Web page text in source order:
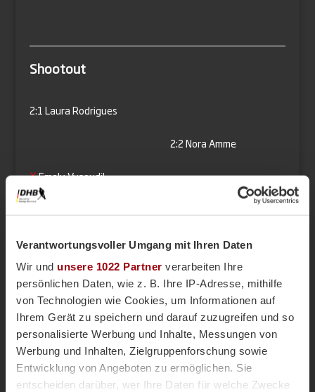
Verantwortungsvoller Umgang mit Ihren Daten
Wir und unsere 1022 Partner verarbeiten Ihre
persönlichen Daten, wie z. B. Ihre IP-Adresse, mithilfe
von Technologien wie Cookies, um Informationen auf
Ihrem Gerät zu speichern und darauf zuzugreifen und so
personalisierte Werbung und Inhalte, Messungen von
Werbung und Inhalten, Zielgruppenforschung sowie
Entwicklung von Angeboten zu ermöglichen. Sie
entscheiden darüber, wer Ihre Daten für welche Zwecke
Shootout
2:1 Laura Rodrigues
2:2Nora Amme
Emely Vysoudil
Marleen Hartmann
3:3Fenja-Sophie Rees
Lotta Michler
4:3Emma Nolting
4:4Luisa Mayer
5:4Olla Edelhäuser